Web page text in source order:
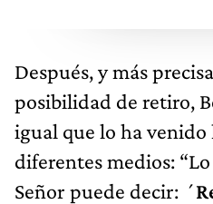
Después, y más
posibilidad de retiro,
igual que lo ha venido
diferentes medios:
Señor puede decir: ´